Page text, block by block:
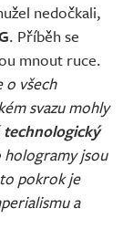
nedočkali,
. Příběh se
mnout ruce.
o všech
svazu mohly
technologický
jsou
pokrok je
a